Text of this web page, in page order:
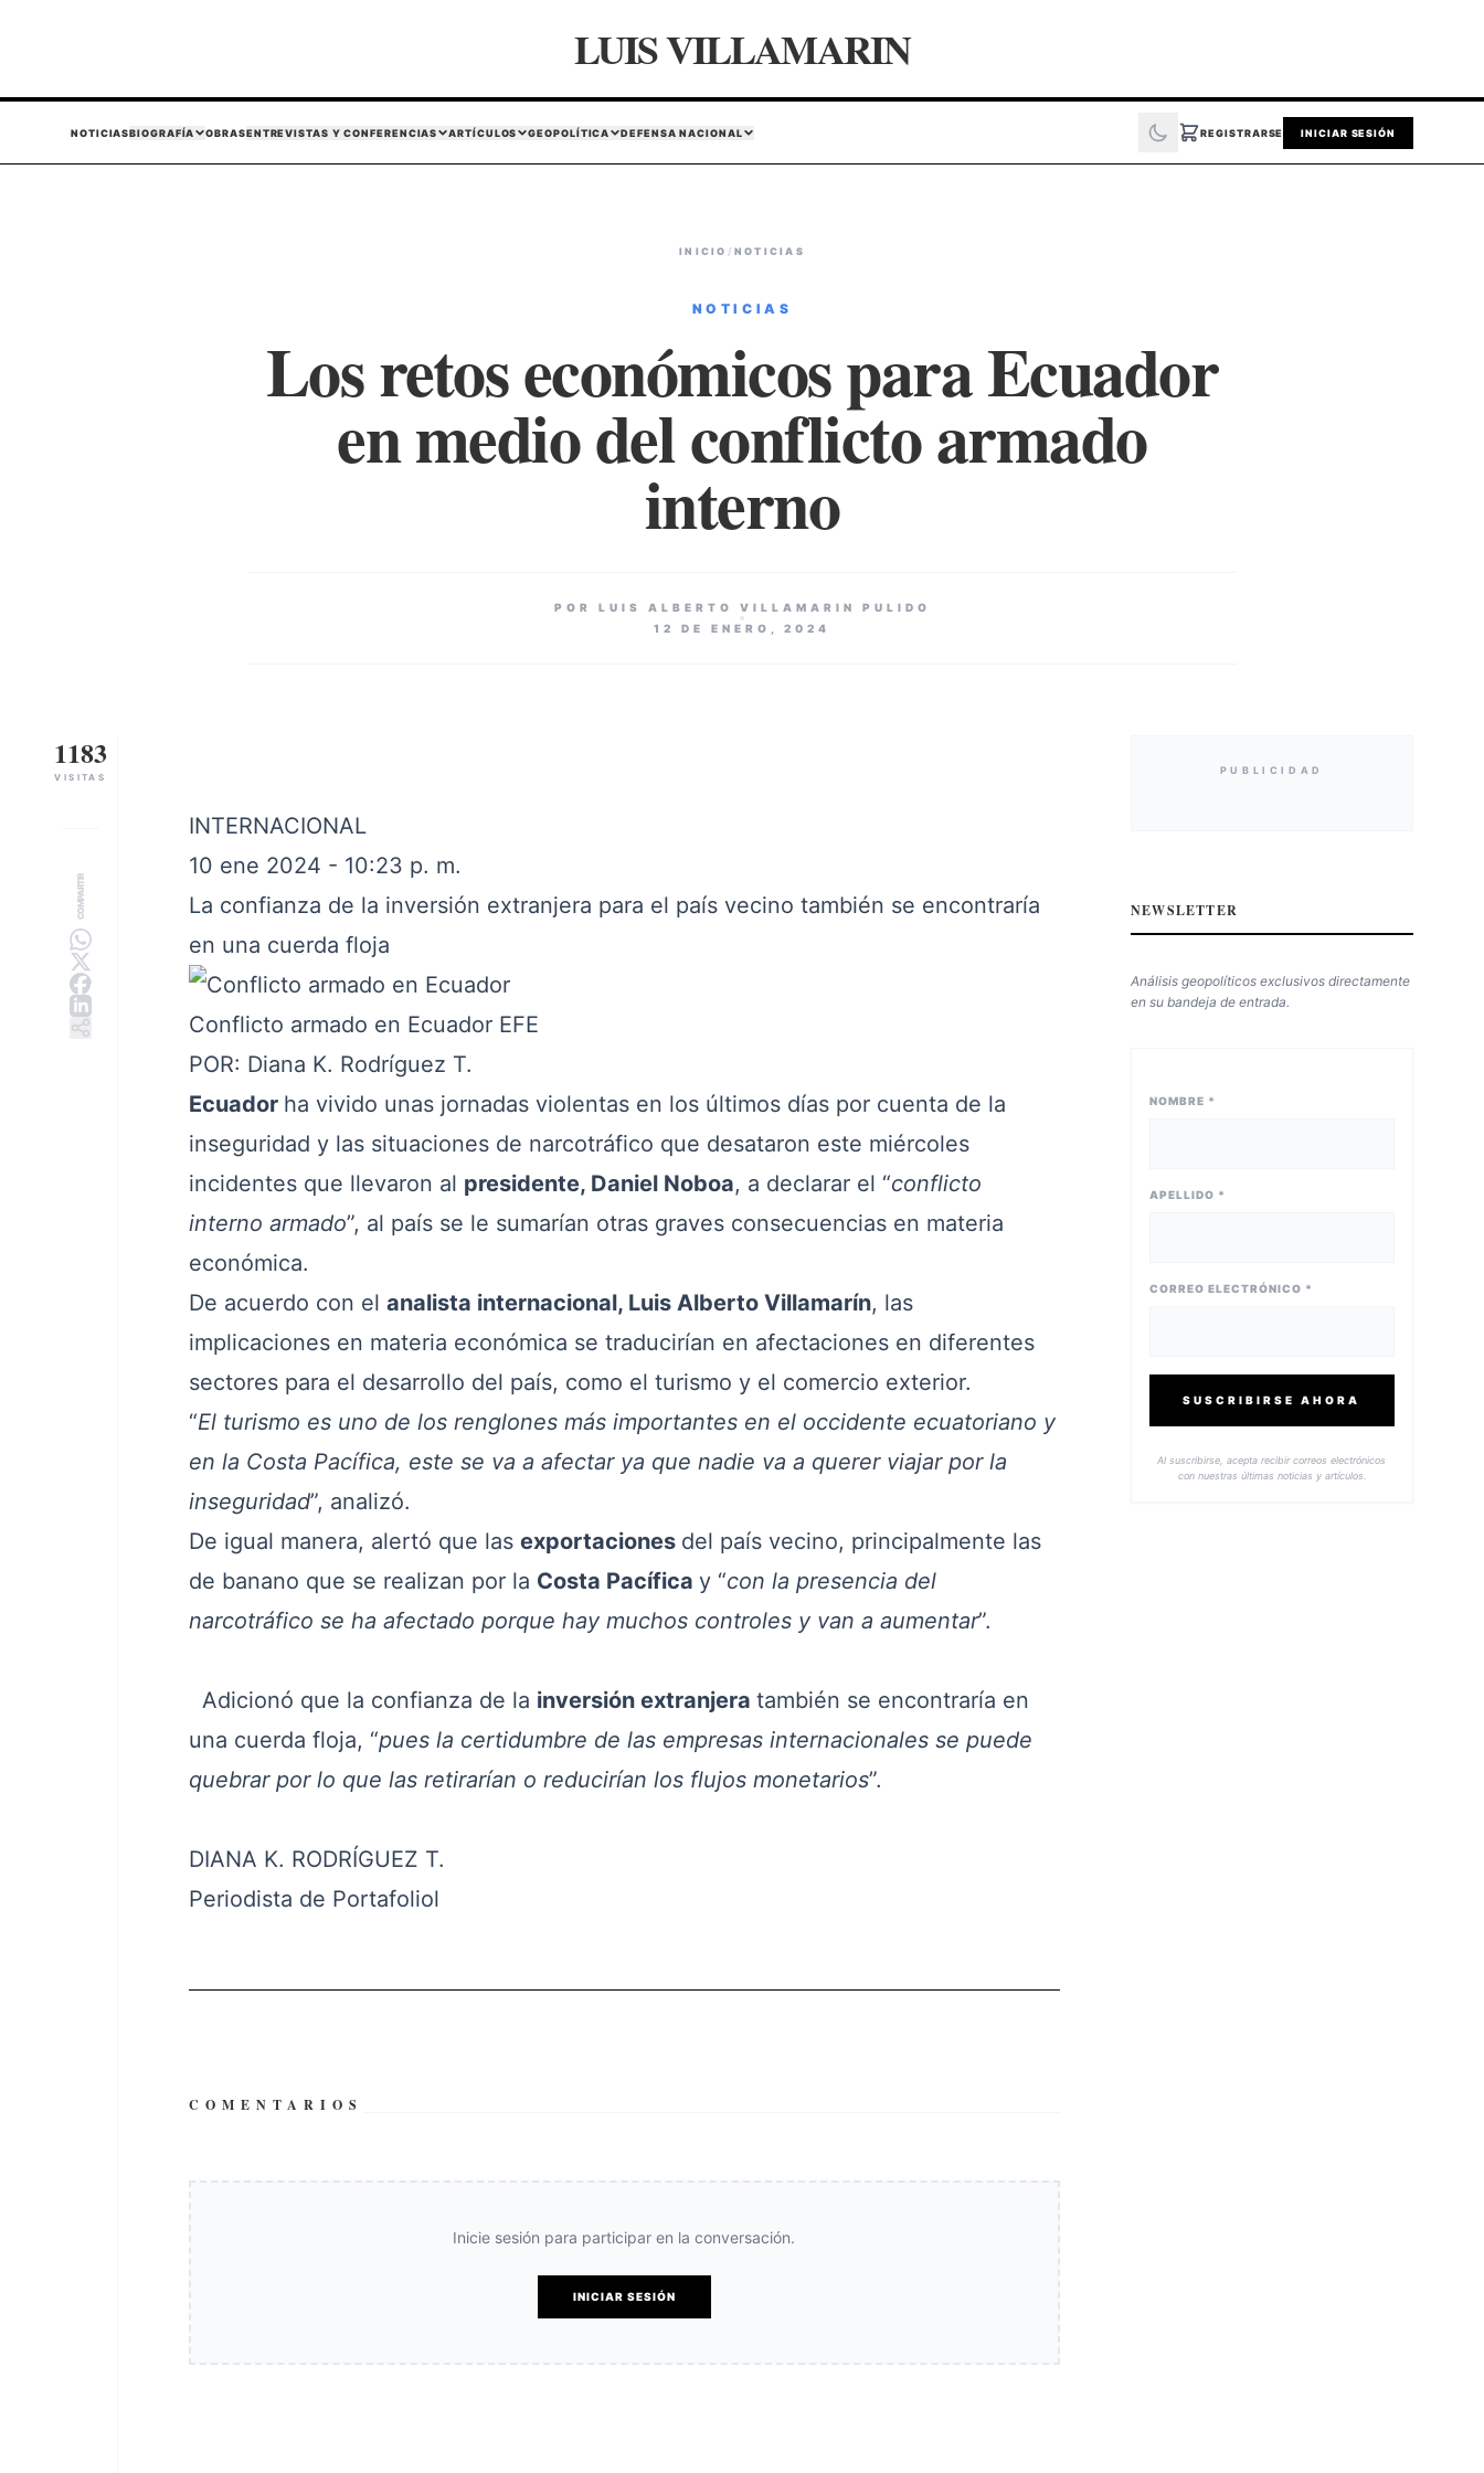
LUIS VILLAMARIN
NOTICIASBIOGRAFÍA OBRASENTREVISTAS Y CONFERENCIAS ARTÍCULOS GEOPOLÍTICA DEFENSA NACIONAL REGISTRARSE INICIAR SESIÓN
INICIO / NOTICIAS
NOTICIAS
Los retos económicos para Ecuador
en medio del conflicto armado
interno
POR LUIS ALBERTO VILLAMARIN PULIDO
12 DE ENERO, 2024
1183
VISITAS
COMPARTIR
INTERNACIONAL
10 ene 2024 - 10:23 p. m.
La confianza de la inversión extranjera para el país vecino también se encontraría
en una cuerda floja
Conflicto armado en Ecuador EFE
POR: Diana K. Rodríguez T.
Ecuador ha vivido unas jornadas violentas en los últimos días por cuenta de la
inseguridad y las situaciones de narcotráfico que desataron este miércoles
incidentes que llevaron al presidente, Daniel Noboa, a declarar el “conflicto
interno armado”, al país se le sumarían otras graves consecuencias en materia
económica.
De acuerdo con el analista internacional, Luis Alberto Villamarín, las
implicaciones en materia económica se traducirían en afectaciones en diferentes
sectores para el desarrollo del país, como el turismo y el comercio exterior.
“El turismo es uno de los renglones más importantes en el occidente ecuatoriano y
en la Costa Pacífica, este se va a afectar ya que nadie va a querer viajar por la
inseguridad”, analizó.
De igual manera, alertó que las exportaciones del país vecino, principalmente las
de banano que se realizan por la Costa Pacífica y “con la presencia del
narcotráfico se ha afectado porque hay muchos controles y van a aumentar”.
Adicionó que la confianza de la inversión extranjera también se encontraría en
una cuerda floja, “pues la certidumbre de las empresas internacionales se puede
quebrar por lo que las retirarían o reducirían los flujos monetarios”.
DIANA K. RODRÍGUEZ T.
Periodista de Portafoliol
COMENTARIOS
Inicie sesión para participar en la conversación.
INICIAR SESIÓN
PUBLICIDAD
NEWSLETTER
Análisis geopolíticos exclusivos directamente
en su bandeja de entrada.
NOMBRE *
APELLIDO *
CORREO ELECTRÓNICO *
SUSCRIBIRSE AHORA
Al suscribirse, acepta recibir correos electrónicos
con nuestras últimas noticias y artículos.